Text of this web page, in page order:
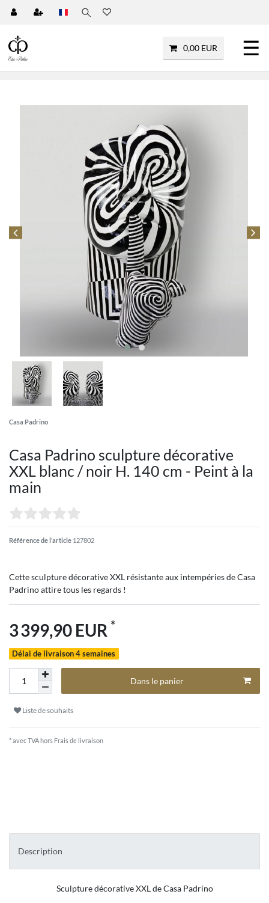
0,00 EUR ☰
Casa Padrino
Casa Padrino sculpture décorative
XXL blanc / noir H. 140 cm - Peint à la
main
Référence de l’article 127802
Cette sculpture décorative XXL résistante aux intempéries de Casa
Padrino attire tous les regards !
3 399,90 EUR *
Délai de livraison 4 semaines
Dans le panier
Liste de souhaits
* avec TVA hors Frais de livraison
Description
Sculpture décorative XXL de Casa Padrino